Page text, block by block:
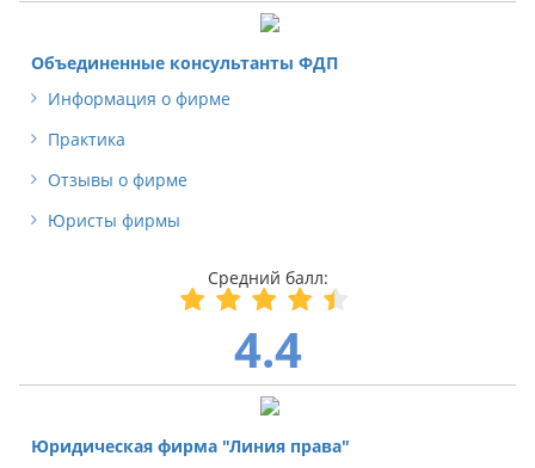
Объединенные консультанты ФДП
Информация о фирме
Практика
Отзывы о фирме
Юристы фирмы
4.4
Юридическая фирма "Линия права"